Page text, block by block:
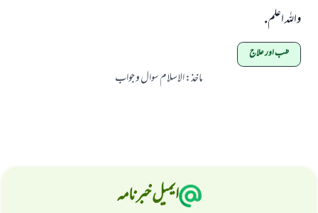
واللہ اعلم.
طب اور علاج
ماخذ:الاسلام سوال و جواب
ایمیل خبرنامہ